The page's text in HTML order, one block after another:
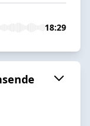
18:29